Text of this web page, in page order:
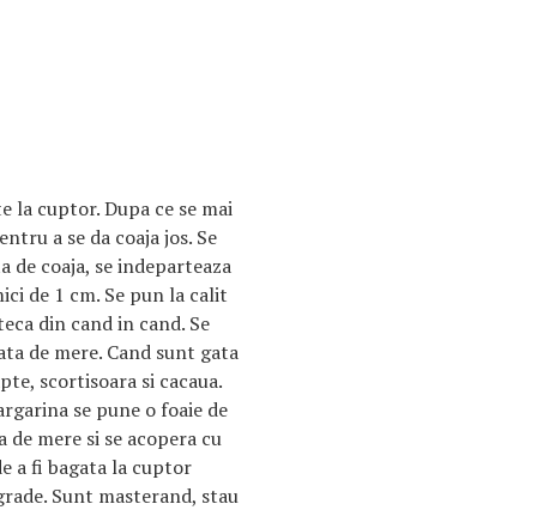
la cuptor. Dupa ce se mai
a se da coaja jos. Se
de coaja, se indeparteaza
de 1 cm. Se pun la calit
din cand in cand. Se
de mere. Cand sunt gata
scortisoara si cacaua.
se pune o foaie de
mere si se acopera cu
a fi bagata la cuptor
Sunt masterand, stau